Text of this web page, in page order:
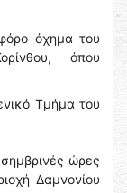
όχημα του
όπου
Τμήμα του
ώρες
Δαμνονίου